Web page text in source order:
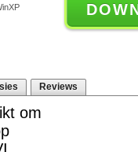
Reviews
om